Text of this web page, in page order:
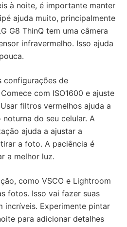
à noite, é importante manter
ajuda muito, principalmente
G8 ThinQ tem uma câmera
infravermelho. Isso ajuda
configurações de
com ISO1600 e ajuste
filtros vermelhos ajuda a
do seu celular. A
ajuda a ajustar a
a foto. A paciência é
a melhor luz.
como VSCO e Lightroom
fotos. Isso vai fazer suas
incríveis. Experimente pintar
para adicionar detalhes